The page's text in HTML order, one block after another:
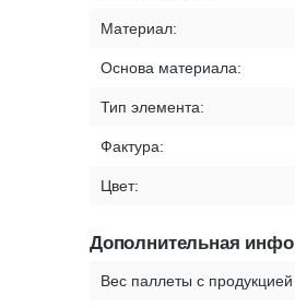
Материал:
Основа материала:
Тип элемента:
Фактура:
Цвет:
Дополнительная
Вес паллеты с продукцией